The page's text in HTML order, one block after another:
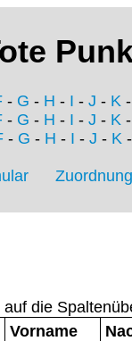
- G - H - I - J - K
- G - H - I - J - K
- G - H - I - J - K
die
Vorname